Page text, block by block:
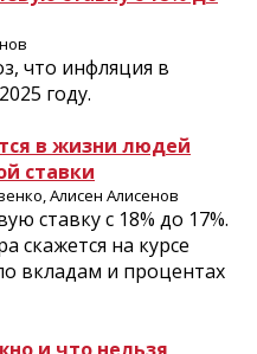
что инфляция в
году.
в жизни людей
ставки
Алисен Алисенов
ставку с 18% до 17%.
скажется на курсе
вкладам и процентах